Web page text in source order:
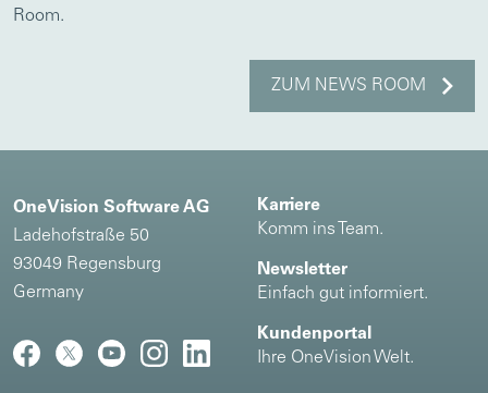
Room.
ZUM NEWS ROOM
OneVision Software AG
Ladehofstraße 50
93049 Regensburg
Germany
Karriere
Komm ins Team.
Newsletter
Einfach gut informiert.
Kundenportal
Ihre OneVision Welt.